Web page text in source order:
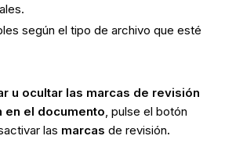
según el tipo de archivo que esté
u ocultar las marcas de revisión
en el documento, pulse el botón
las marcas de revisión.